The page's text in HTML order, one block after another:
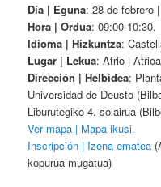
Día | Eguna: 28 de febrero
Hora | Ordua: 09:00-10:30.
Idioma | Hizkuntza:
Lugar | Lekua: Atrio |
Dirección | Helbidea:
Universidad de Deusto
Liburutegiko 4. solairua
Ver mapa | Mapa ikusi.
Inscripción | Izena ematea
kopurua mugatua)